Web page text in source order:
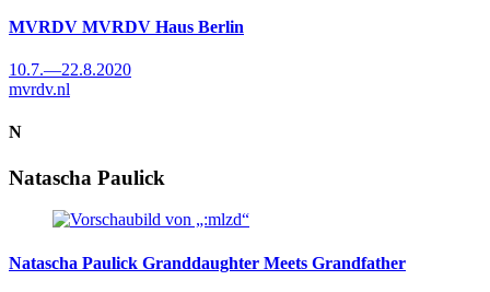
MVRDV MVRDV Haus Berlin
10.7.—22.8.2020
mvrdv.nl
N
Natascha Paulick
Natascha Paulick Granddaughter Meets Grandfather